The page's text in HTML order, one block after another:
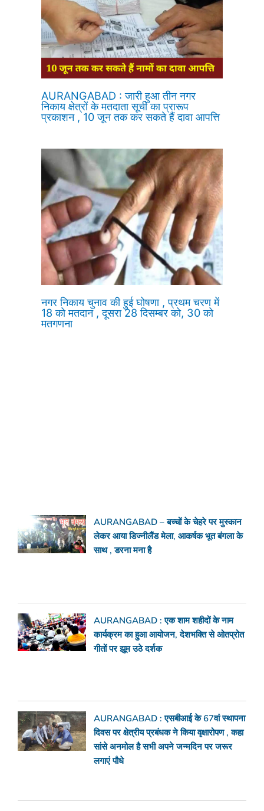
AURANGABAD : जारी हुआ तीन नगर
निकाय क्षेत्रों के मतदाता सूची का प्रारूप
प्रकाशन , 10 जून तक कर सकते हैं दावा आपत्ति
नगर निकाय चुनाव की हुई घोषणा , प्रथम चरण में
18 को मतदान , दूसरा 28 दिसम्बर को, 30 को
मतगणना
AURANGABAD – बच्चों के चेहरे पर मुस्कान
लेकर आया डिज्नीलैंड मेला, आकर्षक भूत बंगला के
साथ , डरना मना है
AURANGABAD : एक शाम शहीदों के नाम
कार्यक्रम का हुआ आयोजन, देशभक्ति से ओतप्रोत
गीतों पर झूम उठे दर्शक
AURANGABAD : एसबीआई के 67वां स्थापना
दिवस पर क्षेत्रीय प्रबंधक ने किया वृक्षारोपण , कहा
सांसे अनमोल है सभी अपने जन्मदिन पर जरूर
लगाएं पौधे